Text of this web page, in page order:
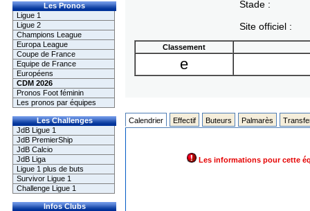
Les Pronos
Ligue 1
Ligue 2
Champions League
Europa League
Coupe de France
Equipe de France
Européens
CDM 2026
Pronos Foot féminin
Les pronos par équipes
Les Challenges
JdB Ligue 1
JdB PremierShip
JdB Calcio
JdB Liga
Ligue 1 plus de buts
Survivor Ligue 1
Challenge Ligue 1
Infos Clubs
Stade :
Site officiel :
Classement
e
Calendrier Effectif Buteurs Palmarès
Les informations pour cette